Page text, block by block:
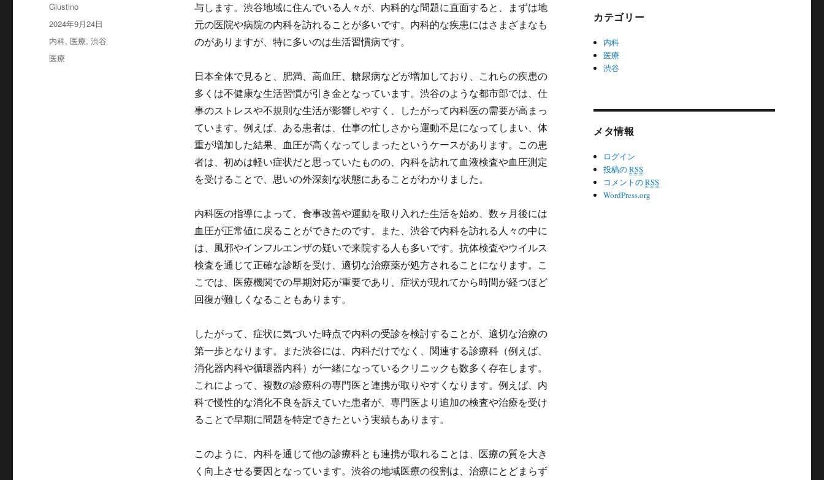
与します。渋谷地域に住んでいる人々が、内科的な問題に直面すると、まずは地
元の医院や病院の内科を訪れることが多いです。内科的な疾患にはさまざまなも
のがありますが、特に多いのは生活習慣病です。
日本全体で見ると、肥満、高血圧、糖尿病などが増加しており、これらの疾患の
多くは不健康な生活習慣が引き金となっています。渋谷のような都市部では、仕
事のストレスや不規則な生活が影響しやすく、したがって内科医の需要が高まっ
ています。例えば、ある患者は、仕事の忙しさから運動不足になってしまい、体
重が増加した結果、血圧が高くなってしまったというケースがあります。この患
者は、初めは軽い症状だと思っていたものの、内科を訪れて血液検査や血圧測定
を受けることで、思いの外深刻な状態にあることがわかりました。
内科医の指導によって、食事改善や運動を取り入れた生活を始め、数ヶ月後には
血圧が正常値に戻ることができたのです。また、渋谷で内科を訪れる人々の中に
は、風邪やインフルエンザの疑いで来院する人も多いです。抗体検査やウイルス
検査を通じて正確な診断を受け、適切な治療薬が処方されることになります。こ
こでは、医療機関での早期対応が重要であり、症状が現れてから時間が経つほど
回復が難しくなることもあります。
したがって、症状に気づいた時点で内科の受診を検討することが、適切な治療の
第一歩となります。また渋谷には、内科だけでなく、関連する診療科（例えば、
消化器内科や循環器内科）が一緒になっているクリニックも数多く存在します。
これによって、複数の診療科の専門医と連携が取りやすくなります。例えば、内
科で慢性的な消化不良を訴えていた患者が、専門医より追加の検査や治療を受け
ることで早期に問題を特定できたという実績もあります。
このように、内科を通じて他の診療科とも連携が取れることは、医療の質を大き
く向上させる要因となっています。渋谷の地域医療の役割は、治療にとどまらず
投
稿
Giustino
投
稿
日:
2024年9月24日
カ
テ
内科,医療,渋谷
タ
医療
カテゴリー
内科
医療
渋谷
メタ情報
ログイン
投稿のRSS
コメントのRSS
WordPress.org